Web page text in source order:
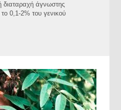
διαταραχή άγνωστης
το 0,1-2% του γενικού